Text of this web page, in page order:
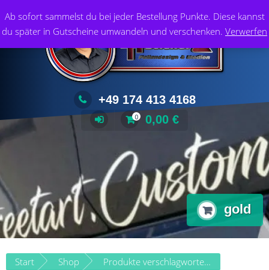
Ab sofort sammelst du bei jeder Bestellung Punkte. Diese kannst
du später in Gutscheine umwandeln und verschenken. Verwerfen
Inhalt
springen
+49 174 413 4168
0 0,00 €
gold
Start Shop Produkte verschlagwortet mit „gold“